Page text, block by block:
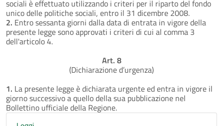
sociali è effettuato utilizzando i criteri per il riparto del fondo
unico delle politiche sociali, entro il 31 dicembre 2008.
2. Entro sessanta giorni dalla data di entrata in vigore della
presente legge sono approvati i criteri di cui al comma 3
dell'articolo 4.
Art. 8
(Dichiarazione d’urgenza)
1. La presente legge è dichiarata urgente ed entra in vigore il
giorno successivo a quello della sua pubblicazione nel
Bollettino ufficiale della Regione.